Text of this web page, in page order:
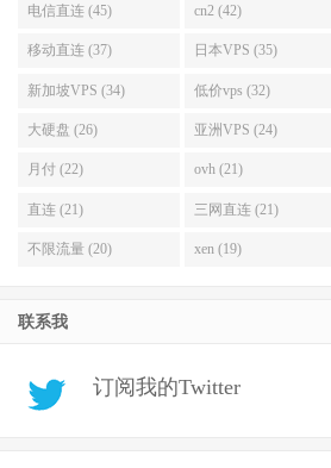
电信直连 (45) cn2 (42)
移动直连 (37) 日本VPS (35)
新加坡VPS (34) 低价vps (32)
大硬盘 (26) 亚洲VPS (24)
月付 (22) ovh (21)
直连 (21) 三网直连 (21)
不限流量 (20) xen (19)
联系我
订阅我的Twitter